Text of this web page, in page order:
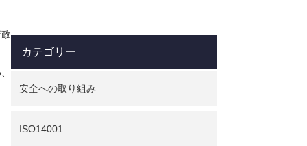
カテゴリー
安全への取り組み
ISO14001